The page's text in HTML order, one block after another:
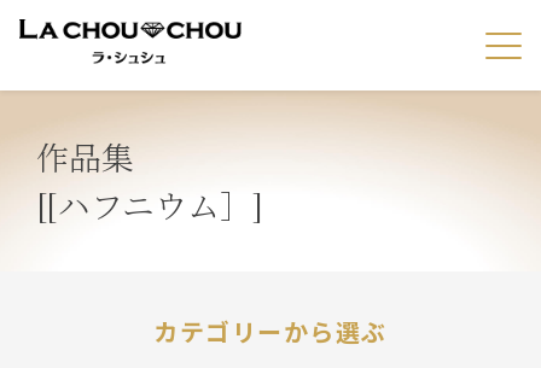
作品集
[[ハフニウム］]
カテゴリーから選ぶ